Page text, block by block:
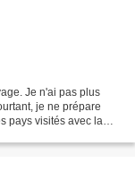
Je n'ai pas plus
je ne prépare
pays visités avec la